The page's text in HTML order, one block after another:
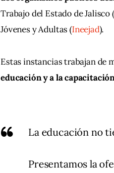
Trabajo del Estado de
Jóvenes y Adultas (Ineejad).
Estas instancias trabajan de
educación y a la
La educación no
Presentamos la